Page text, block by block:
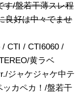
す/盤若干薄スレ程
良好は中々でませ
CTI / CTI6060 /
黄ラベ
ジャケジャケ中テ
ッカペカ！/盤若干